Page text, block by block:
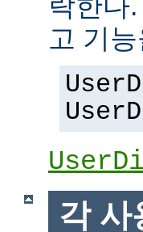
고 기
각 사